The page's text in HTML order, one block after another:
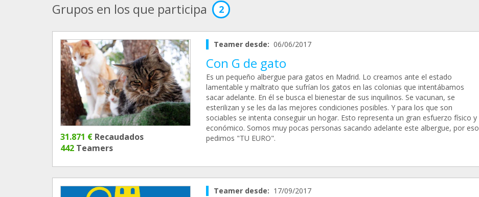
Grupos en los que participa 2
31.871 € Recaudados
442 Teamers
Teamer desde: 06/06/2017
Con G de gato
Es un pequeño albergue para gatos en Madrid. Lo creamos ante el estado
lamentable y maltrato que sufrían los gatos en las colonias que intentábamos
sacar adelante. En él se busca el bienestar de sus inquilinos. Se vacunan, se
esterilizan y se les da las mejores condiciones posibles. Y para los que son
sociables se intenta conseguir un hogar. Esto representa un gran esfuerzo físico y
económico. Somos muy pocas personas sacando adelante este albergue, por eso
pedimos "TU EURO".
Teamer desde: 17/09/2017